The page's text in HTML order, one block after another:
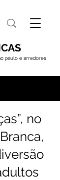
paulo e arredores
no